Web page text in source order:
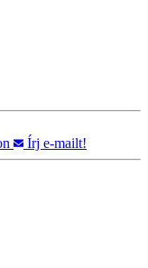
Írj e-mailt!